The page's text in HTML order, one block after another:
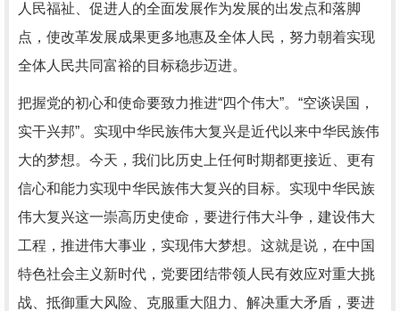
人民福祉、促进人的全面发展作为发展的出发点和落脚
点，使改革发展成果更多地惠及全体人民，努力朝着实现
全体人民共同富裕的目标稳步迈进。
把握党的初心和使命要致力推进“四个伟大”。“空谈误国，
实干兴邦”。实现中华民族伟大复兴是近代以来中华民族伟
大的梦想。今天，我们比历史上任何时期都更接近、更有
信心和能力实现中华民族伟大复兴的目标。实现中华民族
伟大复兴这一崇高历史使命，要进行伟大斗争，建设伟大
工程，推进伟大事业，实现伟大梦想。这就是说，在中国
特色社会主义新时代，党要团结带领人民有效应对重大挑
战、抵御重大风险、克服重大阻力、解决重大矛盾，要进